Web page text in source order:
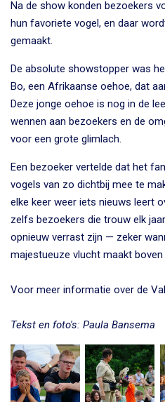
Na de show konden bezoekers
hun favoriete vogel, en daar
gemaakt.
De absolute showstopper was
Bo, een Afrikaanse oehoe, dat
Deze jonge oehoe is nog in de
wennen aan bezoekers en de
voor een grote glimlach.
Een bezoeker vertelde dat het
vogels van zo dichtbij mee te
elke keer weer iets nieuws leert
zelfs bezoekers die trouw elk
opnieuw verrast zijn — zeker
majestueuze vlucht maakt
Voor meer informatie over de
Tekst en foto's: Paula Bansema